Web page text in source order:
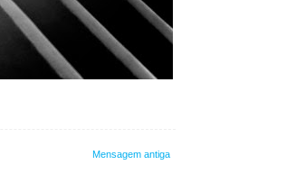
Mensagem antiga